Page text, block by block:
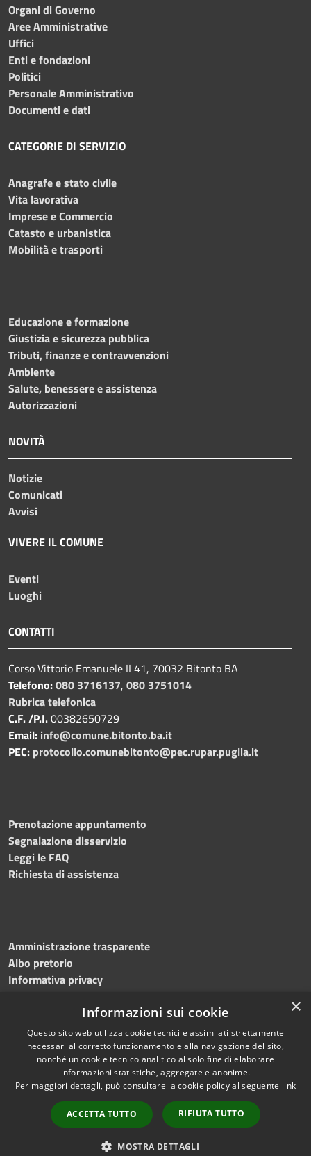
Organi di Governo
Aree Amministrative
Uffici
Enti e fondazioni
Politici
Personale Amministrativo
Documenti e dati
CATEGORIE DI SERVIZIO
Anagrafe e stato civile
Vita lavorativa
Imprese e Commercio
Catasto e urbanistica
Mobilità e trasporti
Educazione e formazione
Giustizia e sicurezza pubblica
Tributi, finanze e contravvenzioni
Ambiente
Salute, benessere e assistenza
Autorizzazioni
NOVITÀ
Notizie
Comunicati
Avvisi
VIVERE IL COMUNE
Eventi
Luoghi
CONTATTI
Corso Vittorio Emanuele II 41, 70032 Bitonto BA
Telefono:080 3716137, 080 3751014
Rubrica telefonica
C.F. /P.I.00382650729
Email: info@comune.bitonto.ba.it
PEC: protocollo.comunebitonto@pec.rupar.puglia.it
Prenotazione appuntamento
Segnalazione disservizio
Leggi le FAQ
Richiesta di assistenza
Amministrazione trasparente
Albo pretorio
Informativa privacy
Dichiarazione di accessibilità Meccanismo di feedback
RSS
Accessibilità
Copyright © 2026 • Comune di
Bitonto • Powered by
Municipium•
Accesso
redazione
×
Informazioni sui cookie
Questo sito web utilizza cookie tecnici e assimilati strettamente
necessari al corretto funzionamento e alla navigazione del sito,
nonché un cookie tecnico analitico al solo fine di elaborare
informazioni statistiche, aggregate e anonime.
Per maggiori dettagli, può consultare la cookie policy al seguente link
ACCETTA TUTTO RIFIUTA TUTTO
MOSTRA DETTAGLI